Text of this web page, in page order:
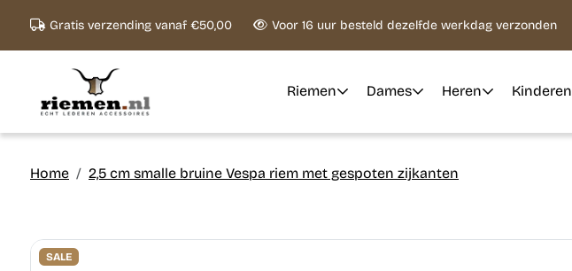
Gratis verzending vanaf €50,00 Voor 16 uur besteld dezelfde werkdag verzonden
Riemen Dames Heren Kinderen
Home 2,5 cm smalle bruine Vespa riem met gespoten zijkanten
SALE